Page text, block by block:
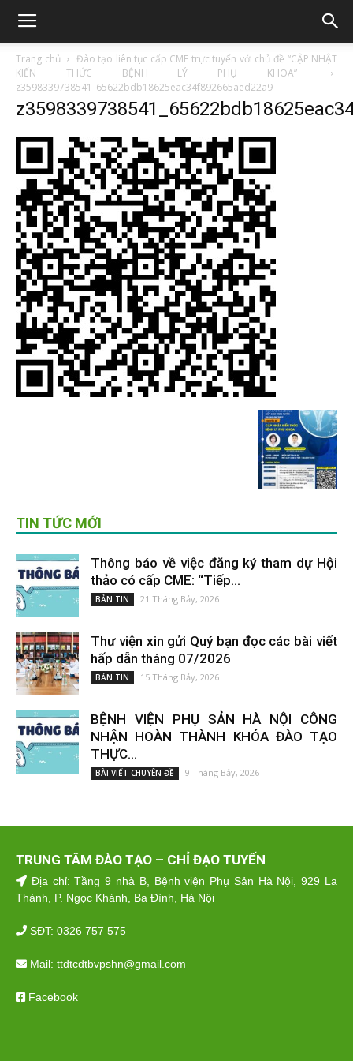
Trang chủ
Đào tạo liên tục cấp CME trực tuyến với chủ đề “CẬP NHẬT
KIẾN THỨC BỆNH LÝ PHỤ KHOA”
z3598339738541_65622bdb18625eac34f892665aed22a9
TIN TỨC MỚI
Thông báo về việc đăng ký tham dự Hội
thảo có cấp CME: “Tiếp...
BẢN TIN 21 Tháng Bảy, 2026
Thư viện xin gửi Quý bạn đọc các bài viết
hấp dẫn tháng 07/2026
BẢN TIN 15 Tháng Bảy, 2026
BỆNH VIỆN PHỤ SẢN HÀ NỘI CÔNG
NHẬN HOÀN THÀNH KHÓA ĐÀO TẠO
THỰC...
BÀI VIẾT CHUYÊN ĐỀ 9 Tháng Bảy, 2026
TRUNG TÂM ĐÀO TẠO – CHỈ ĐẠO TUYẾN
Địa chỉ: Tầng 9 nhà B, Bệnh viện Phụ Sản Hà Nội, 929 La
Thành, P. Ngọc Khánh, Ba Đình, Hà Nội
SĐT: 0326 757 575
Mail: ttdtcdtbvpshn@gmail.com
Facebook